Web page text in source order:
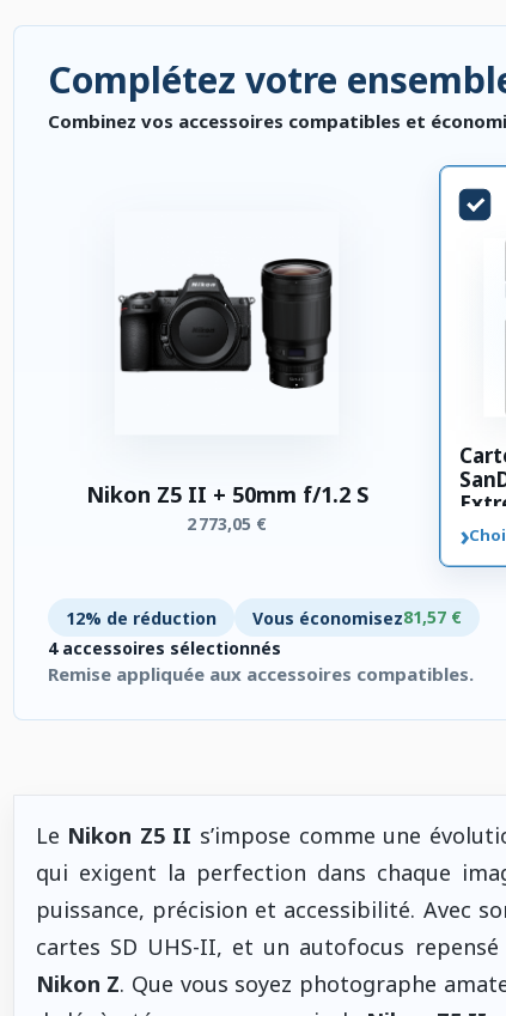
Complétez votre
Combinez vos accessoires compatibles et
Nikon Z5 II + 50mm f/1.2 S
2 773,05 € ›
12% de réduction Vous économisez81,57 €
4 accessoires sélectionnés
Remise appliquée aux accessoires compatibles.
Le Nikon Z5 II s’impose comme une
qui exigent la perfection dans chaque
puissance, précision et accessibilité. Avec
cartes SD UHS-II, et un autofocus
Nikon Z. Que vous soyez photographe